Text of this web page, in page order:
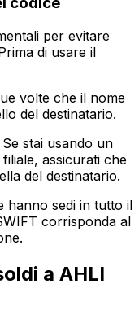
per evitare
di usare il
volte che il nome
del destinatario.
Se stai usando un
assicurati che
del destinatario.
hanno sedi in tutto il
corrisponda al
a AHLI